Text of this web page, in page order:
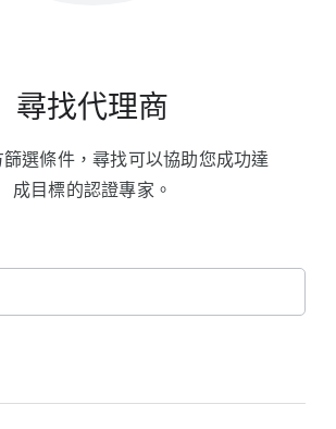
尋找代理商
選條件，尋找可以協助您成功達
成目標的認證專家。